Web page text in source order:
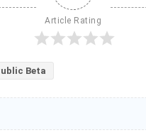
Article Rating
Beta